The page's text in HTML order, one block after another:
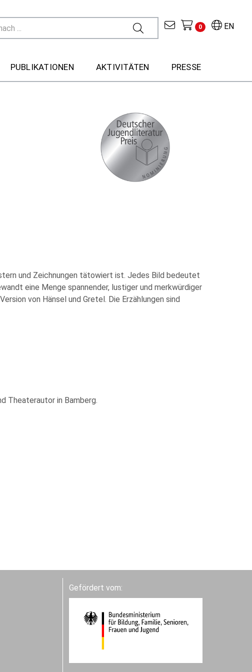
EN
0
PUBLIKATIONEN AKTIVITÄTEN PRESSE
und Zeichnungen tätowiert ist. Jedes Bild bedeutet
eine Menge spannender, lustiger und merkwürdiger
von Hänsel und Gretel. Die Erzählungen sind
Theaterautor in Bamberg.
Gefördert vom: